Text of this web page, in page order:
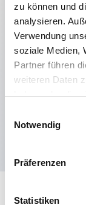
zu können und
analysieren.
Verwendung
soziale Medien,
Partner führen
weiteren Daten
haben oder die
Notwendig
Präferenzen
Statistiken
Schutzart